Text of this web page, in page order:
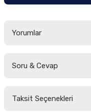
Yorumlar
Soru & Cevap
Taksit Seçenekleri